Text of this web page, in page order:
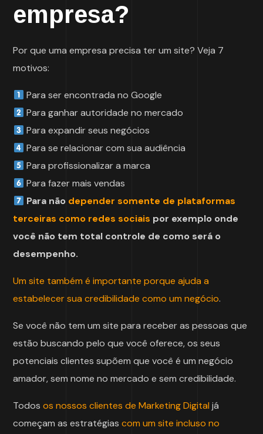
empresa?
Por que uma empresa precisa ter um site? Veja 7
motivos:
Para ser encontrada no Google
Para ganhar autoridade no mercado
Para expandir seus negócios
Para se relacionar com sua audiência
Para profissionalizar a marca
Para fazer mais vendas
Para não depender somente de plataformas
terceiras como redes sociais por exemplo onde
você não tem total controle de como será o
desempenho.
Um site também é importante porque ajuda a
estabelecer sua credibilidade como um negócio.
Se você não tem um site para receber as pessoas que
estão buscando pelo que você oferece, os seus
potenciais clientes supõem que você é um negócio
amador, sem nome no mercado e sem credibilidade.
Todosos nossos clientes de Marketing Digital já
começam as estratégiascom um site incluso no